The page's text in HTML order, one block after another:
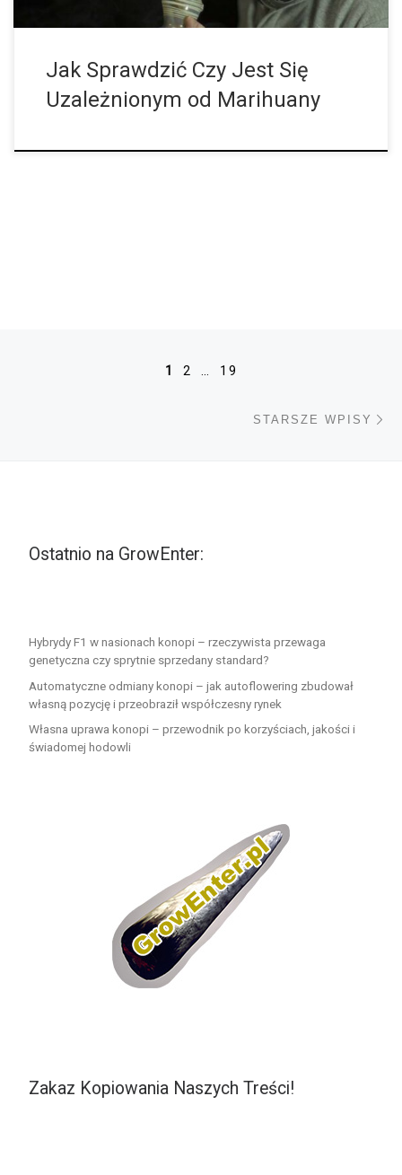
Jak Sprawdzić Czy Jest Się
Uzależnionym od Marihuany
Nawigacja po wpisach
1 2 … 19
STARSZE WPISY
Ostatnio na GrowEnter:
Hybrydy F1 w nasionach konopi – rzeczywista przewaga
genetyczna czy sprytnie sprzedany standard?
Automatyczne odmiany konopi – jak autoflowering zbudował
własną pozycję i przeobraził współczesny rynek
Własna uprawa konopi – przewodnik po korzyściach, jakości i
świadomej hodowli
Zakaz Kopiowania Naszych Treści!